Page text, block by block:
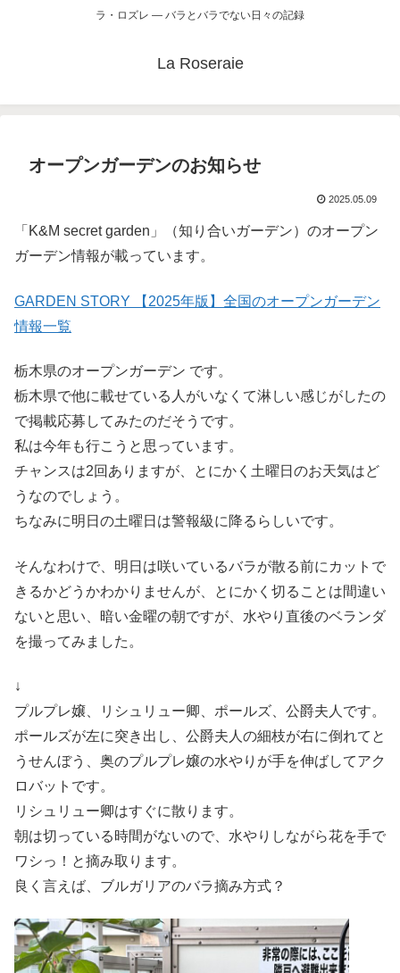
ラ・ロズレ ― バラとバラでない日々の記録
La Roseraie
オープンガーデンのお知らせ
2025.05.09
「K&M secret garden」（知り合いガーデン）のオープン
ガーデン情報が載っています。
GARDEN STORY 【2025年版】全国のオープンガーデン
情報一覧
栃木県のオープンガーデン です。
栃木県で他に載せている人がいなくて淋しい感じがしたの
で掲載応募してみたのだそうです。
私は今年も行こうと思っています。
チャンスは2回ありますが、とにかく土曜日のお天気はど
うなのでしょう。
ちなみに明日の土曜日は警報級に降るらしいです。
そんなわけで、明日は咲いているバラが散る前にカットで
きるかどうかわかりませんが、とにかく切ることは間違い
ないと思い、暗い金曜の朝ですが、水やり直後のベランダ
を撮ってみました。
↓
プルプレ嬢、リシュリュー卿、ポールズ、公爵夫人です。
ポールズが左に突き出し、公爵夫人の細枝が右に倒れてと
うせんぼう、奥のプルプレ嬢の水やりが手を伸ばしてアク
ロバットです。
リシュリュー卿はすぐに散ります。
朝は切っている時間がないので、水やりしながら花を手で
ワシっ！と摘み取ります。
良く言えば、ブルガリアのバラ摘み方式？